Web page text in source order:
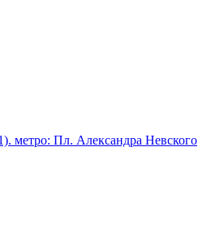
метро: Пл. Александра Невского